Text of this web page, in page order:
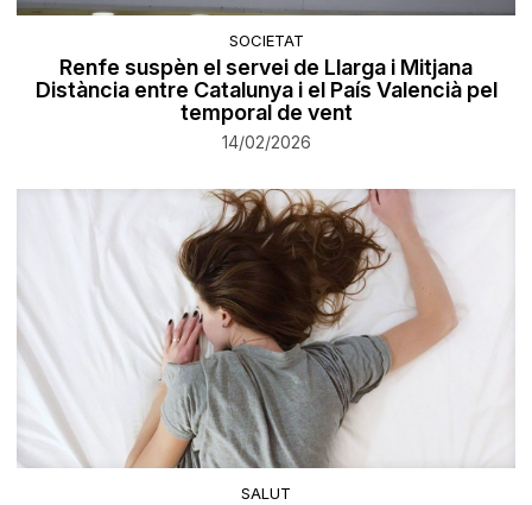
SOCIETAT
Renfe suspèn el servei de Llarga i Mitjana
Distància entre Catalunya i el País Valencià pel
temporal de vent
14/02/2026
SALUT